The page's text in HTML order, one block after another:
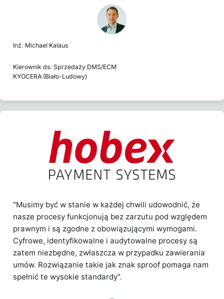
Inż. Michael Kalaus
Kierownik ds. Sprzedaży DMS/ECM
KYOCERA (Biało-Ludowy)
"Musimy być w stanie w każdej chwili udowodnić, że
nasze procesy funkcjonują bez zarzutu pod względem
prawnym i są zgodne z obowiązującymi wymogami.
Cyfrowe, identyfikowalne i audytowalne procesy są
zatem niezbędne, zwłaszcza w przypadku zawierania
umów. Rozwiązanie takie jak znak sproof pomaga nam
spełnić te wysokie standardy".